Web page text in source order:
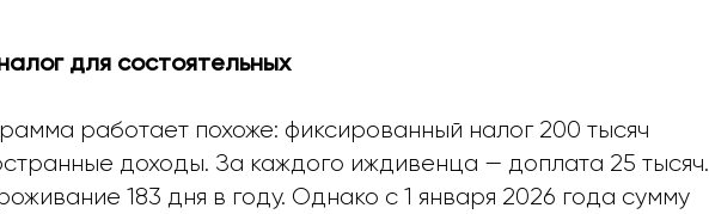
для состоятельных
работает похоже: фиксированный налог 200 тысяч
доходы. За каждого иждивенца — доплата 25 тысяч.
183 дня в году. Однако с 1 января 2026 года сумму